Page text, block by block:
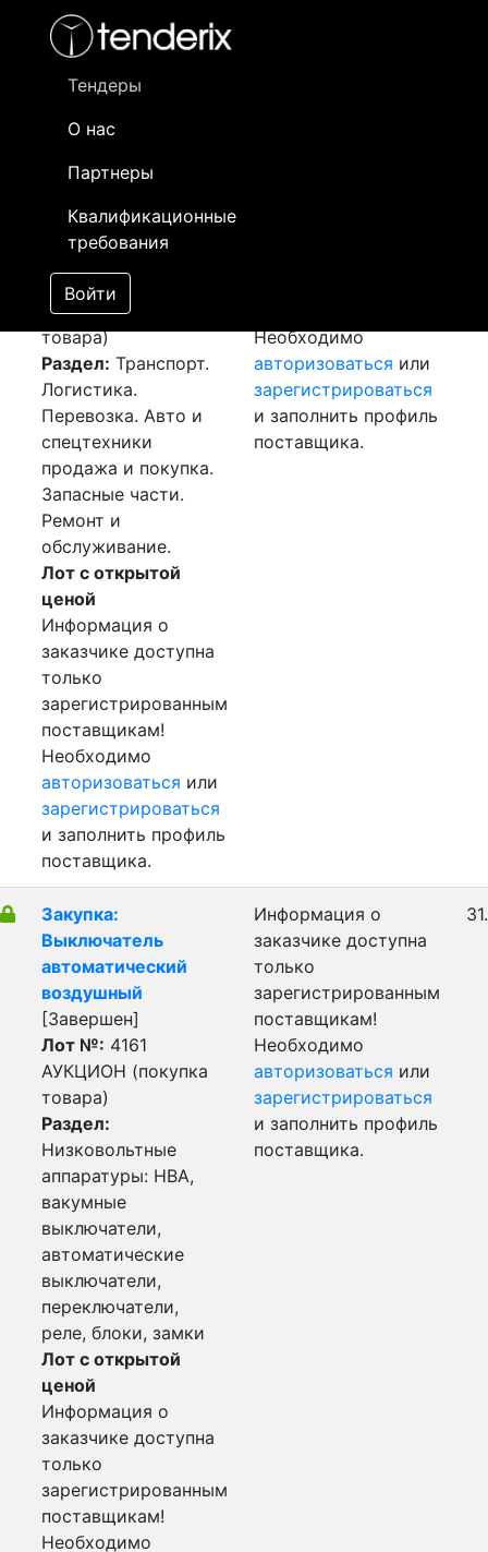
Тендеры
О нас
Партнеры
Квалификационные
требования
Войти
- активный лот
- сохраненный лот (не опубликован)
Закупка: Седельный
тягач и полуприцеп
[Завершен]
Лот №:4162
АУКЦИОН (покупка
товара)
Раздел: Транспорт.
Логистика.
Перевозка. Авто и
спецтехники
продажа и покупка.
Запасные части.
Ремонт и
обслуживание.
Лот с открытой
ценой
Информация о
заказчике доступна
только
зарегистрированным
поставщикам!
Необходимо
авторизоваться или
зарегистрироваться
и заполнить профиль
поставщика.
Необходимо
авторизоваться или
зарегистрироваться
и заполнить профиль
поставщика.
Закупка:
Выключатель
автоматический
воздушный
[Завершен]
Лот №: 4161
АУКЦИОН (покупка
товара)
Раздел:
Низковольтные
аппаратуры: НВА,
вакумные
выключатели,
автоматические
выключатели,
переключатели,
реле, блоки, замки
Лот с открытой
ценой
Информация о
заказчике доступна
только
зарегистрированным
поставщикам!
Необходимо
Информация о
заказчике доступна
только
зарегистрированным
поставщикам!
Необходимо
авторизоваться или
зарегистрироваться
и заполнить профиль
поставщика.